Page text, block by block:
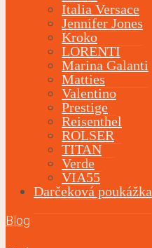
Italia Versace
Jennifer Jones
Kroko
LORENTI
Marina Galanti
Matties
Valentino
Prestige
Reisenthel
ROLSER
TITAN
Verde
VIA55
Darčeková poukážka
Blog